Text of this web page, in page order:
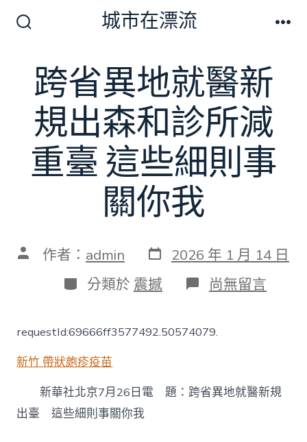
切
換
開
關
城市在漂流
跨省異地就醫新
規出森和診所減
重臺 這些細則事
關你我
文 作者： admin 發
表
日
期
2026 年 1 月 14 日
分
類
分類於 震撼 在
〈跨
異
地
規
尚無留言
requestId:69666ff3577492.50574079.
新竹 帶狀皰疹疫苗
新華社北京7月26日電 題：跨省異地就醫新規
出臺 這些細則事關你我